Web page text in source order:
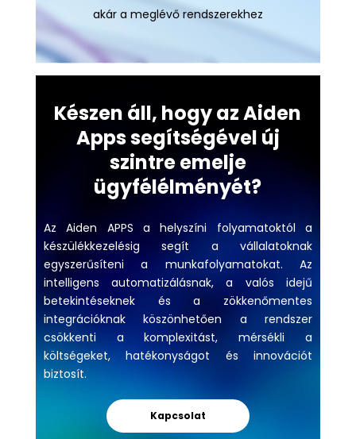
akár a meglévő rendszerekhez
Készen áll, hogy az Aiden
Apps segítségével új
szintre emelje
ügyfélélményét?
Az Aiden APPS a helyszíni folyamatoktól a
készülékkezelésig segít a vállalatoknak
egyszerűsíteni a munkafolyamatokat. Az
intelligens automatizálásnak, a valós idejű
betekintéseknek és a zökkenőmentes
integrációknak köszönhetően a rendszer
csökkenti a komplexitást, mérsékli a
költségeket, hatékonyságot és innovációt
biztosít.
Kapcsolat